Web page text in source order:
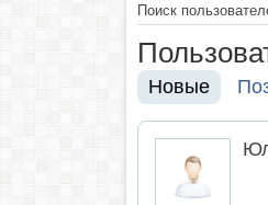
Поиск
Новые